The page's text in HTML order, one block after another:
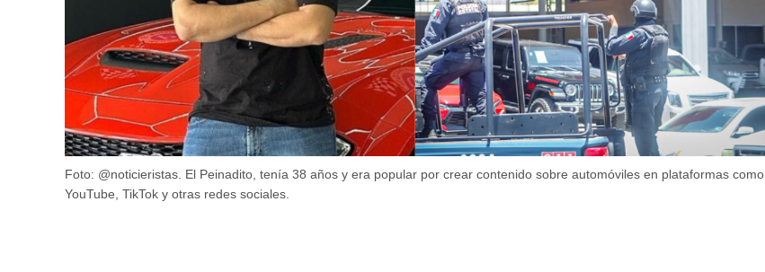
Foto: @noticieristas. El Peinadito, tenía 38 años y era popular por crear contenido sobre automóviles en plataformas como
YouTube, TikTok y otras redes sociales.